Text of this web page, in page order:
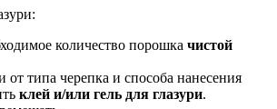
количество порошка чистой
от типа черепка и способа нанесения
клей и/или гель для глазури.